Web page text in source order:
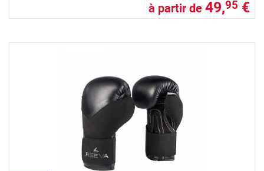
à partir de 49,95 €